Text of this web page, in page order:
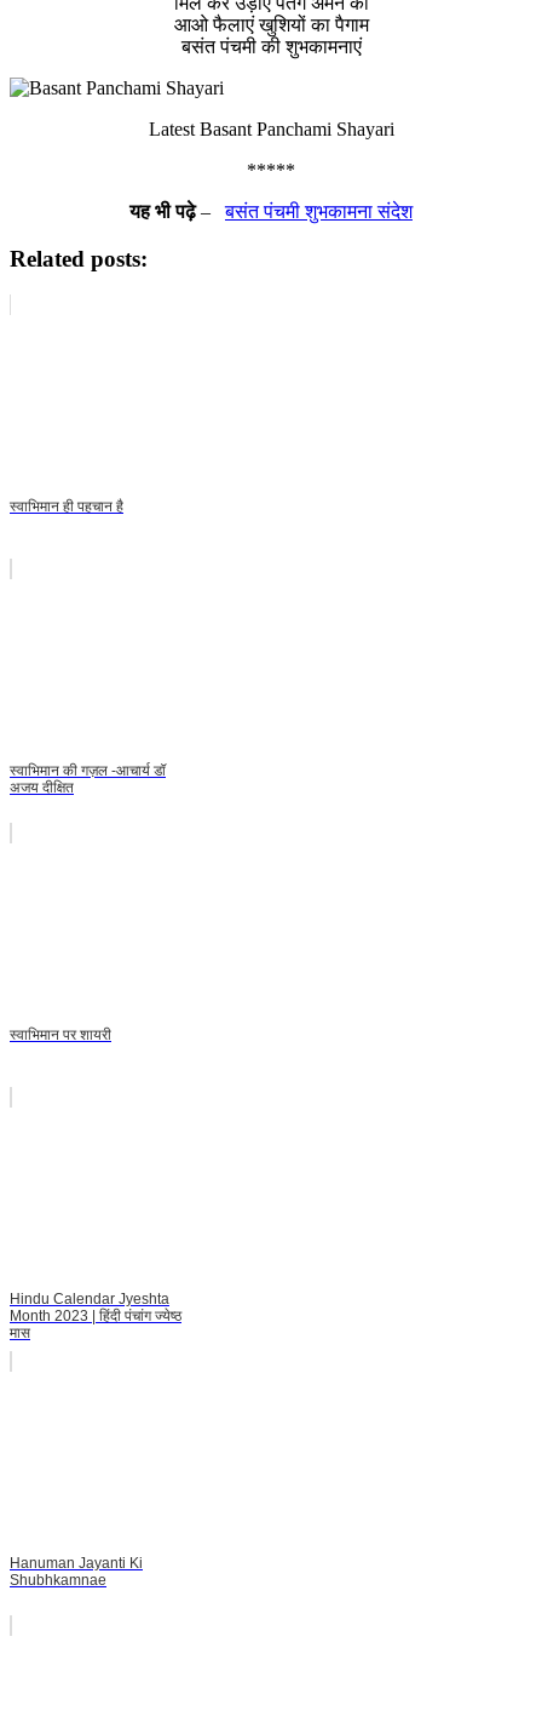
आओ फैलाएं खुशियों का पैगाम
बसंत पंचमी की शुभकामनाएं
Latest Basant Panchami Shayari
*****
यह भी पढ़े–बसंत पंचमी शुभकामना संदेश
Related posts:
स्वाभिमान ही पहचान है
स्वाभिमान की गज़ल -आचार्य डॉ
अजय दीक्षित
स्वाभिमान पर शायरी
Hindu Calendar Jyeshta
Month 2023 | हिंदी पंचांग ज्येष्ठ
मास
Hanuman Jayanti Ki
Shubhkamnae